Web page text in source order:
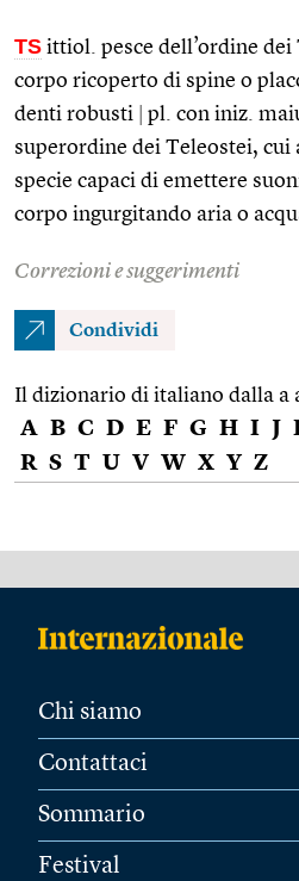
TS ittiol. pesce dell’ordine
corpo ricoperto di spine o
denti robusti
pl. con iniz.
superordine dei Teleostei, cui
specie capaci di emettere
corpo ingurgitando aria o
Correzioni e suggerimenti
Condividi
Il dizionario di italiano dalla a
A B C D E F G H I J
R S T U V W X Y Z
Chi siamo
Contattaci
Sommario
Festival